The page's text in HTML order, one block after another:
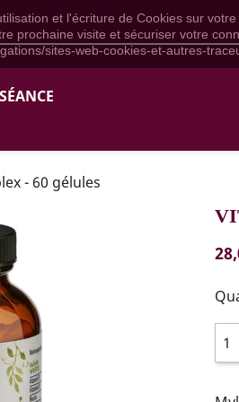
- 60 gélules
et l'écriture de Cookies sur
prochaine visite et sécuriser votre
sites-web-cookies-et-autres-